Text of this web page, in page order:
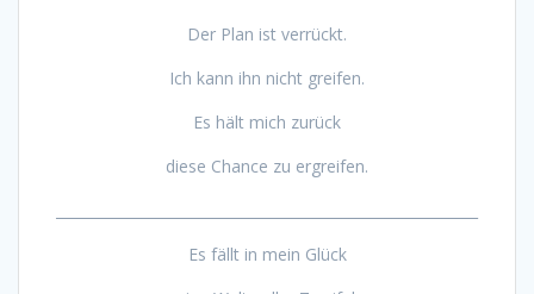
Der Plan ist verrückt.
Ich kann ihn nicht greifen.
Es hält mich zurück
diese Chance zu ergreifen.
Es fällt in mein Glück